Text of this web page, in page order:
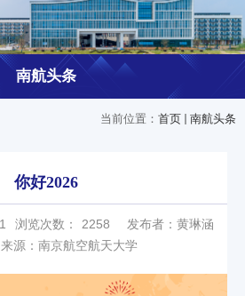
南航头条
当前位置： 首页 南航头条
你好2026
浏览次数： 2258
发布者：黄琳涵
来源：南京航空航天大学